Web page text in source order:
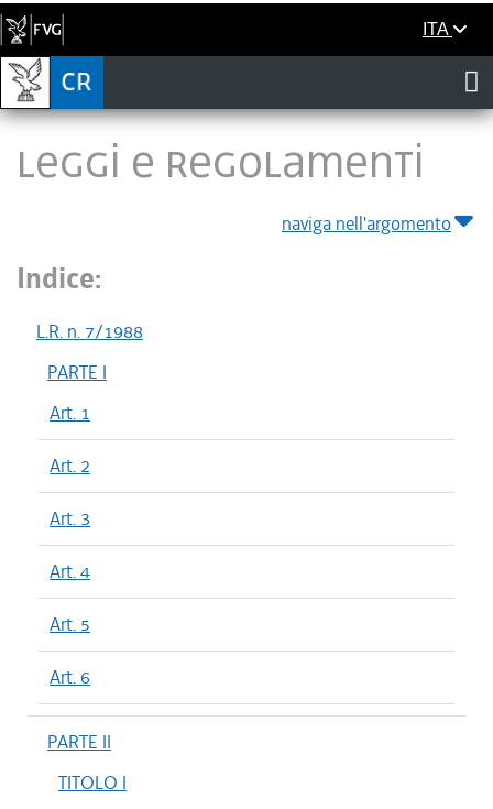
ITA
LEGGI E REGOLAMENTI
naviga nell'argomento
Indice:
L.R. n. 7/1988
PARTE I
Art. 1
Art. 2
Art. 3
Art. 4
Art. 5
Art. 6
PARTE II
TITOLO I